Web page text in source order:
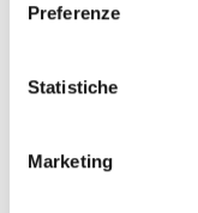
Preferenze
Statistiche
Marketing
SAN MARINO:
6 AGOSTO 2026